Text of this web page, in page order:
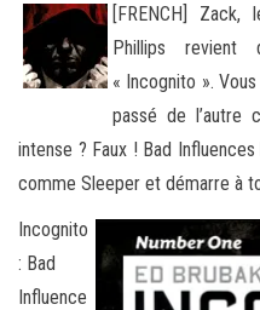
[FRENCH] Zack,
Phillips revient
« Incognito ».
passé de l’autre
intense ? Faux ! Bad
comme Sleeper et démarre à
Incognito
: Bad
Influence